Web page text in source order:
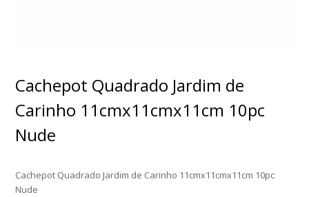
Cachepot Quadrado Jardim de
Carinho 11cmx11cmx11cm 10pc
Nude
Cachepot Quadrado Jardim de Carinho 11cmx11cmx11cm 10pc
Nude